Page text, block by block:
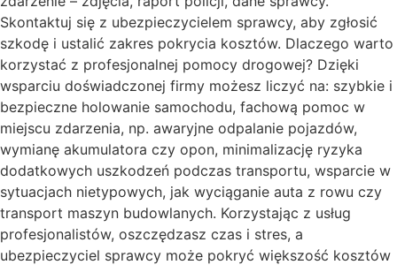
Skontaktuj się z ubezpieczycielem sprawcy, aby zgłosić
szkodę i ustalić zakres pokrycia kosztów. Dlaczego warto
korzystać z profesjonalnej pomocy drogowej? Dzięki
wsparciu doświadczonej firmy możesz liczyć na: szybkie i
bezpieczne holowanie samochodu, fachową pomoc w
miejscu zdarzenia, np. awaryjne odpalanie pojazdów,
wymianę akumulatora czy opon, minimalizację ryzyka
dodatkowych uszkodzeń podczas transportu, wsparcie w
sytuacjach nietypowych, jak wyciąganie auta z rowu czy
transport maszyn budowlanych. Korzystając z usług
profesjonalistów, oszczędzasz czas i stres, a
ubezpieczyciel sprawcy może pokryć większość kosztów